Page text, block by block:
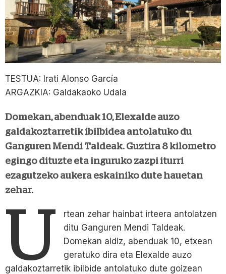
TESTUA: Irati Alonso García
ARGAZKIA: Galdakaoko Udala
Domekan, abenduak 10, Elexalde auzo
galdakoztarretik ibilbidea antolatuko du
Ganguren Mendi Taldeak. Guztira 8 kilometro
egingo dituzte eta inguruko zazpi iturri
ezagutzeko aukera eskainiko dute hauetan
zehar.
U
rtean zehar hainbat irteera antolatzen
ditu Ganguren Mendi Taldeak.
Domekan aldiz, abenduak 10, etxean
geratuko dira eta Elexalde auzo
galdakoztarretik ibilbide antolatuko dute goizean